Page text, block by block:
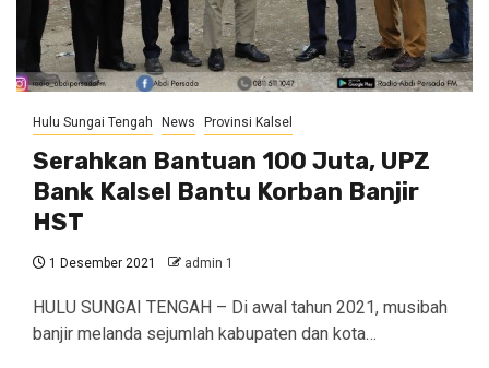
Hulu Sungai Tengah News Provinsi Kalsel
Serahkan Bantuan 100 Juta, UPZ
Bank Kalsel Bantu Korban Banjir
HST
1 Desember 2021 admin 1
HULU SUNGAI TENGAH – Di awal tahun 2021, musibah
banjir melanda sejumlah kabupaten dan kota…